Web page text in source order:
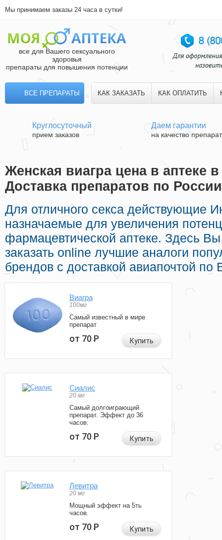
Мы принимаем заказы 24 часа в сутки!
все для Вашего сексуального
здоровья
препараты для повышения потенции
ВСЕ ПРЕПАРАТЫ КАК ЗАКАЗАТЬ КАК ОПЛАТИТЬ
Круглосуточный
прием заказов
Даем гарантии
на качество
Женская виагра цена в аптеке
Доставка препаратов по России
Для отличного секса действующие
назначаемые для увеличения
фармацевтической аптеке. Здесь
заказать online лучшие аналоги
брендов с доставкой авиапочтой
Виагра
100мг
Самый известный в мире
препарат
от 70Р Купить
Сиалис
20 мг
Самый долгоиграющий
препарат. Эффект до 36
часов.
от 70Р Купить
Левитра
20 мг
Мощный эффект на 5ть
часов.
от 70Р Купить